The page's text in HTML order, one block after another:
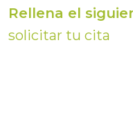
Rellena el
solicitar tu cita